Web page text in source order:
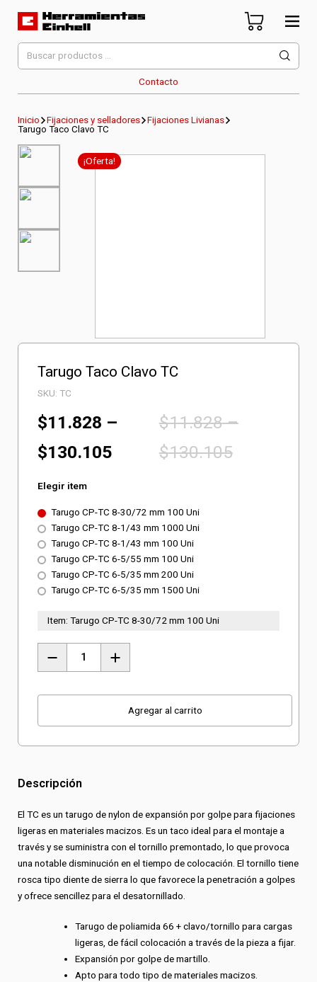
Herramientas Einhell
Distribuidor Oficial
Contacto
Buscar
por:
Inicio Fijaciones y selladores
Fijaciones Livianas
Tarugo Taco Clavo TC
¡Oferta!
Tarugo Taco Clavo TC
SKU:TC
$11.828–
$130.105
$11.828 –
$130.105
Elegir item
Tarugo CP-TC 8-30/72 mm 100 Uni
Tarugo CP-TC 8-1/43 mm 1000 Uni
Tarugo CP-TC 8-1/43 mm 100 Uni
Tarugo CP-TC 6-5/55 mm 100 Uni
Tarugo CP-TC 6-5/35 mm 200 Uni
Tarugo CP-TC 6-5/35 mm 1500 Uni
Item: Tarugo CP-TC 8-30/72 mm 100 Uni
Taco
cantidad
Agregar al carrito
Descripción
El TC es un tarugo de nylon de expansión por golpe para fijaciones
ligeras en materiales macizos. Es un taco ideal para el montaje a
través y se suministra con el tornillo premontado, lo que provoca
una notable disminución en el tiempo de colocación. El tornillo tiene
rosca tipo diente de sierra lo que favorece la penetración a golpes
y ofrece sencillez para el desatornillado.
Tarugo de poliamida 66 + clavo/tornillo para cargas
ligeras, de fácil colocación a través de la pieza a fijar.
Expansión por golpe de martillo.
Apto para todo tipo de materiales macizos.